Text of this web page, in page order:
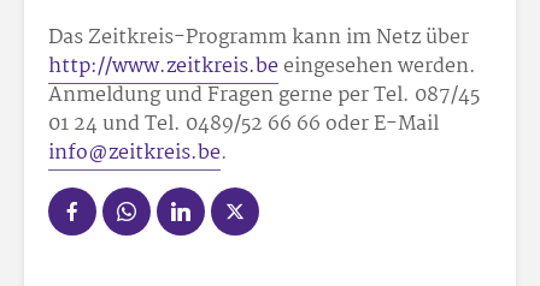
Das Zeitkreis-Programm kann im Netz über
http://www.zeitkreis.beeingesehen werden.
Anmeldung und Fragen gerne per Tel. 087/45
01 24 und Tel. 0489/52 66 66 oder E-Mail
info@zeitkreis.be.